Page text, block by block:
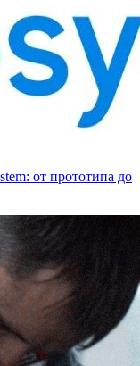
от прототипа до